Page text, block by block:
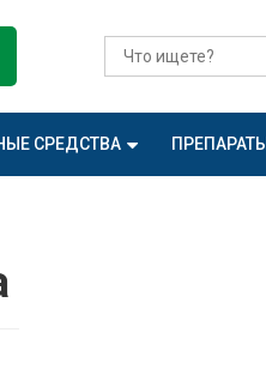
СРЕДСТВА ПРЕПАРАТЫ